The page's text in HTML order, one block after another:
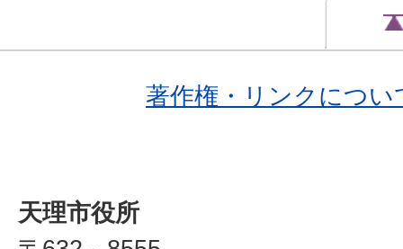
著作権・リンクについ
天理市役所